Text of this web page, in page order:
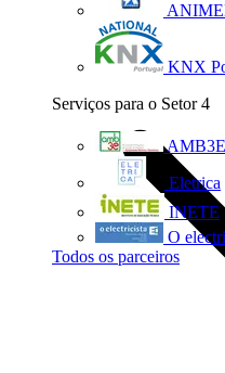
KNX
Serviços para o Setor 4
AMB3E
Eletrica
INETE
O
Todos os parceiros